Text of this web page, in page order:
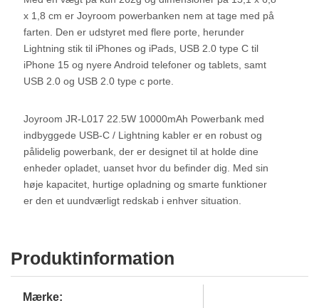
x 1,8 cm er Joyroom powerbanken nem at tage med på
farten. Den er udstyret med flere porte, herunder
Lightning stik til iPhones og iPads, USB 2.0 type C til
iPhone 15 og nyere Android telefoner og tablets, samt
USB 2.0 og USB 2.0 type c porte.
Joyroom JR-L017 22.5W 10000mAh Powerbank med
indbyggede USB-C / Lightning kabler er en robust og
pålidelig powerbank, der er designet til at holde dine
enheder opladet, uanset hvor du befinder dig. Med sin
høje kapacitet, hurtige opladning og smarte funktioner
er den et uundværligt redskab i enhver situation.
Produktinformation
Mærke: